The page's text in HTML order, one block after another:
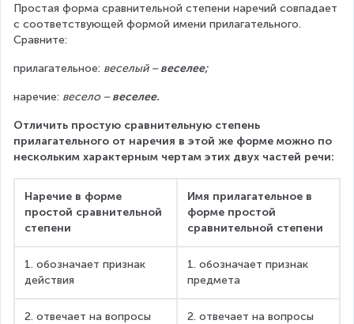
Простая форма сравнительной степени наречий совпадает
с соответствующей формой имени прилагательного.
Сравните:
прилагательное: веселый – веселее;
наречие: весело – веселее.
Отличить простую сравнительную степень
прилагательного от наречия в этой же форме можно по
нескольким характерным чертам этих двух частей речи:
Наречие в форме
простой сравнительной
степени
Имя прилагательное в
форме простой
сравнительной степени
1. обозначает признак
действия
1. обозначает признак
предмета
2. отвечает на вопросы
2. отвечает на вопросы